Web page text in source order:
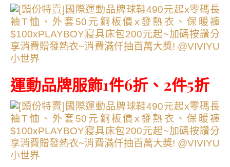
運動品牌服飾1件6折、2件5折